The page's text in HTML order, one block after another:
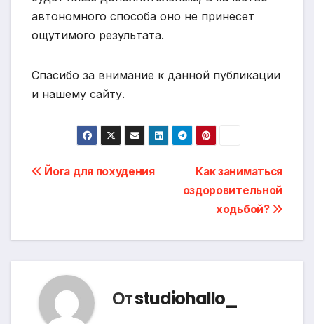
автономного способа оно не принесет
ощутимого результата.
Спасибо за внимание к данной публикации
и нашему сайту.
Навигация
записям
Как заниматься
оздоровительной
ходьбой?
Йога для похудения
Отstudiohallo_